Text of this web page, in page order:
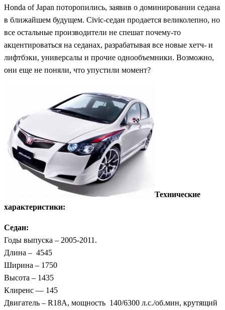
Honda of Japan поторопились, заявив о доминировании седана
в ближайшем будущем. Civic-седан продается великолепно, но
все остальные производители не спешат почему-то
акцентироваться на седанах, разрабатывая все новые хетч- и
лифтбэки, универсалы и прочие однообъемники. Возможно,
они еще не поняли, что упустили момент?
Технические
характеристики:
Седан:
Годы выпуска – 2005-2011.
Длина – 4545
Ширина – 1750
Высота – 1435
Клиренс — 145
Двигатель – R18A, мощность 140/6300 л.с./об.мин, крутящий